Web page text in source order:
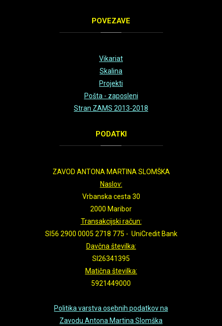
POVEZAVE
Vikariat
Skalina
Projekti
Pošta - zaposleni
Stran ZAMS 2013-2018
PODATKI
ZAVOD ANTONA MARTINA SLOMŠKA
Naslov:
Vrbanska cesta 30
2000 Maribor
Transakcijski račun:
SI56 2900 0005 2718 775 - UniCredit Bank
Davčna številka:
SI26341395
Matična številka:
5921449000
Politika varstva osebnih podatkov na
Zavodu Antona Martina Slomška